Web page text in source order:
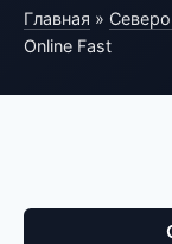
Главная »
Online Fast